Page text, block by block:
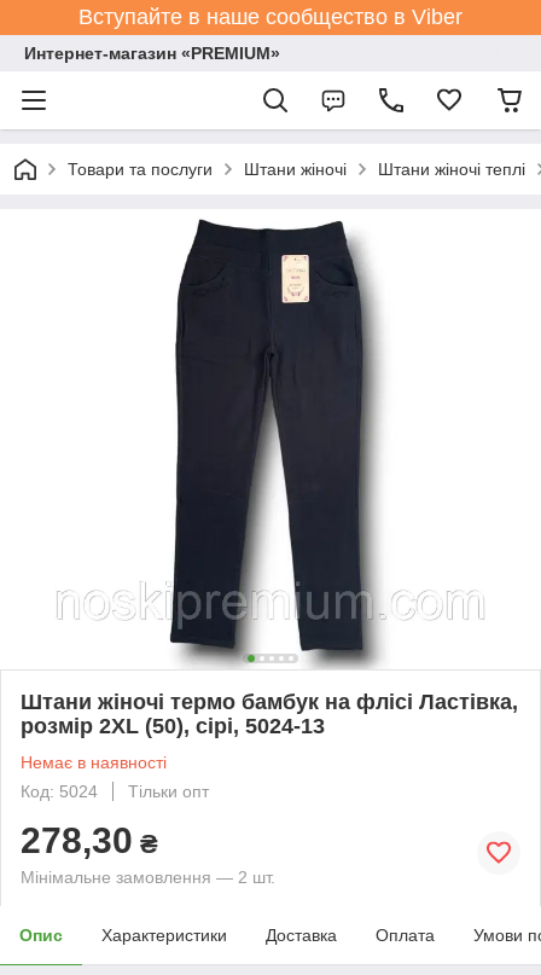
Вступайте в наше сообщество в Viber
Интернет-магазин «PREMIUM»
Товари та послуги Штани жіночі Штани жіночі теплі
Штани жіночі термо бамбук на флісі Ластівка,
розмір 2XL (50), сірі, 5024-13
Немає в наявності
Код: 5024
Тільки опт
278,30 ₴
Мінімальне замовлення — 2 шт.
Опис Характеристики Доставка Оплата Умови